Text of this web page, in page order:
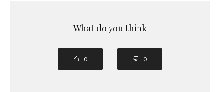
What do you think
0 0